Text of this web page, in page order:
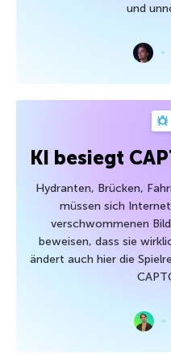
und
KI besiegt
Hydranten, Brücken,
müssen sich
verschwommenen
beweisen, dass sie
ändert auch hier die